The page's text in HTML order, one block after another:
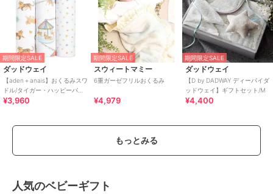
期間限定SALE
ダッドウェイ
【aden＋anais】おくるみスワ
ドル/タイガー・ハッピーバー
スイヤーコレクション/3枚
¥3,960
期間限定SALE
スウィートマミー
6重ガーゼフリルおくるみ
¥4,979
期間限定SALE
ダッドウェイ
【D by DADWAY ディーバイダ
ッドウェイ】ギフトセット/M
¥4,400
もっとみる
人気のベビーギフト